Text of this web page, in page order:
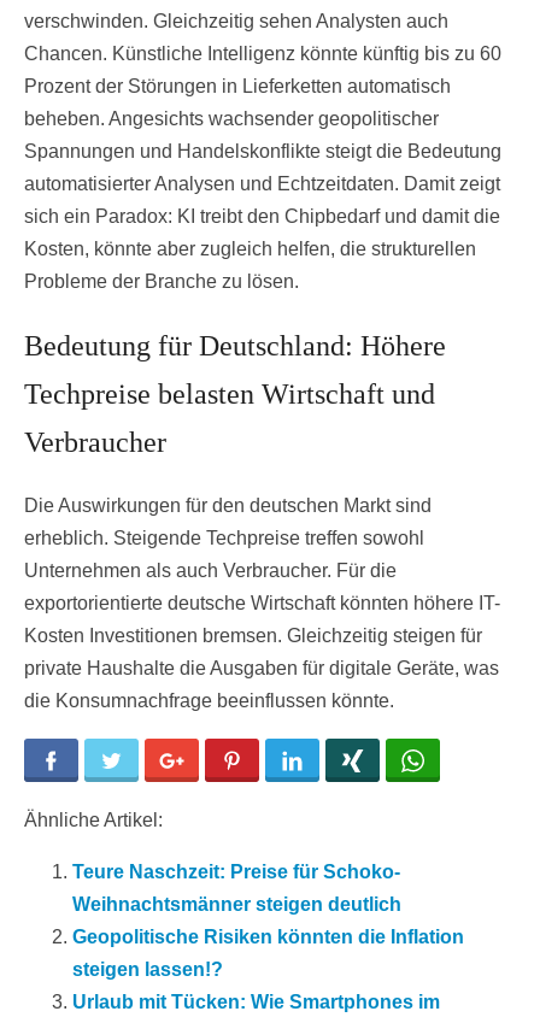
verschwinden. Gleichzeitig sehen Analysten auch
Chancen. Künstliche Intelligenz könnte künftig bis zu 60
Prozent der Störungen in Lieferketten automatisch
beheben. Angesichts wachsender geopolitischer
Spannungen und Handelskonflikte steigt die Bedeutung
automatisierter Analysen und Echtzeitdaten. Damit zeigt
sich ein Paradox: KI treibt den Chipbedarf und damit die
Kosten, könnte aber zugleich helfen, die strukturellen
Probleme der Branche zu lösen.
Bedeutung für Deutschland: Höhere
Techpreise belasten Wirtschaft und
Verbraucher
Die Auswirkungen für den deutschen Markt sind
erheblich. Steigende Techpreise treffen sowohl
Unternehmen als auch Verbraucher. Für die
exportorientierte deutsche Wirtschaft könnten höhere IT-
Kosten Investitionen bremsen. Gleichzeitig steigen für
private Haushalte die Ausgaben für digitale Geräte, was
die Konsumnachfrage beeinflussen könnte.
Facebook Twitter Google+ Pinterest LinkedIn
Ähnliche Artikel:
Teure Naschzeit: Preise für Schoko-
Weihnachtsmänner steigen deutlich
Geopolitische Risiken könnten die Inflation
steigen lassen!?
Urlaub mit Tücken: Wie Smartphones im